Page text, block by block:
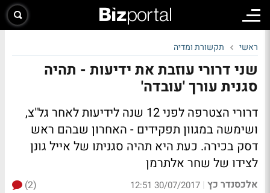
ראשי תקשורת ומדיה
שני דרורי עוזבת את ידיעות - תהיה
סגנית עורך 'עובדה'
דרורי הצטרפה לפני 12 שנה לידיעות לאחר גל"צ,
ושימשה במגוון תפקידים - האחרון שבהם ראש
דסק בכירה. כעת היא תהיה סגניתו של אייל גונן
לצידו של שחר אלתרמן
אלכסנדר כץ |
30/07/2017 12:51
(2)